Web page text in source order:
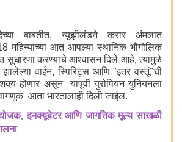
बाबतीत, न्यूझीलंडने करार अंमलात
महिन्यांच्या आत आपल्या स्थानिक भौगोलिक
सुधारणा करण्याचे आश्वासन दिले आहे, त्यामुळे
झालेल्या वाईन, स्पिरिट्स आणि "इतर वस्तूं"ची
होणार असून यापूर्वी युरोपियन युनियनला
आता भारतालाही दिली जाईल.
इनक्यूबेटर आणि जागतिक मूल्य साखळी